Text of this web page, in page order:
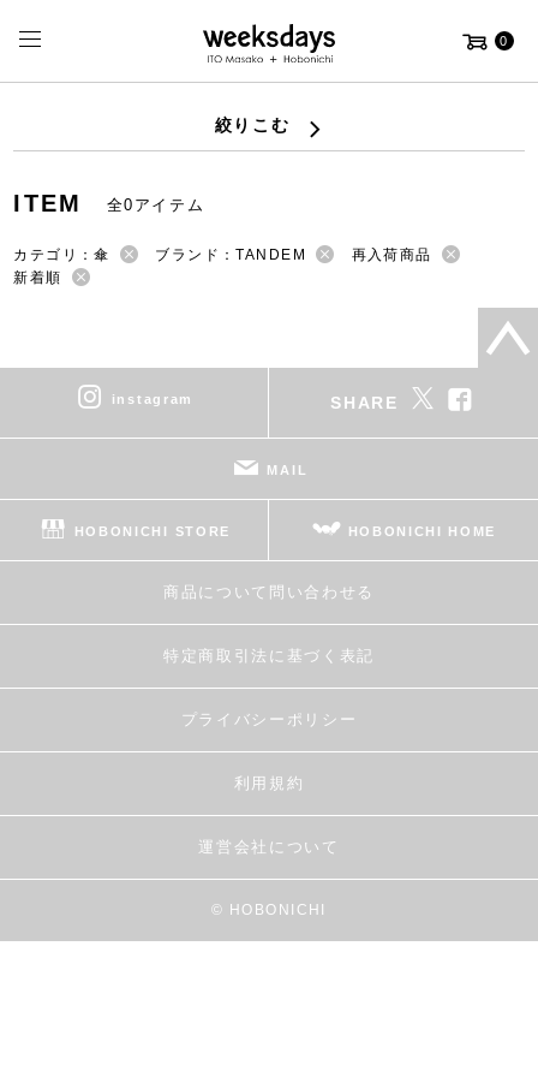
0
絞りこむ
ITEM 全0アイテム
カテゴリ：傘 ブランド：TANDEM
再入荷商品
新着順
instagram SHARE
MAIL
HOBONICHI STORE HOBONICHI HOME
商品について問い合わせる
特定商取引法に基づく表記
プライバシーポリシー
利用規約
運営会社について
© HOBONICHI